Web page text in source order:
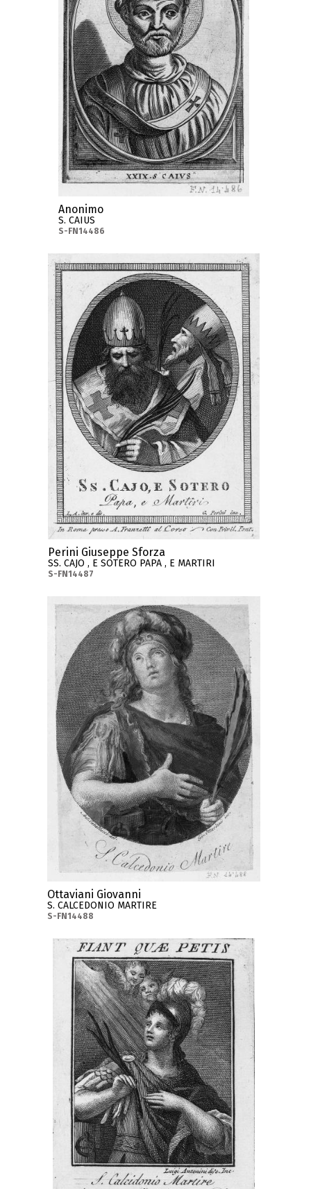
Anonimo
S. CAIUS
S-FN14486
Perini Giuseppe Sforza
SS. CAJO , E SOTERO PAPA , E MARTIRI
S-FN14487
Ottaviani Giovanni
S. CALCEDONIO MARTIRE
S-FN14488